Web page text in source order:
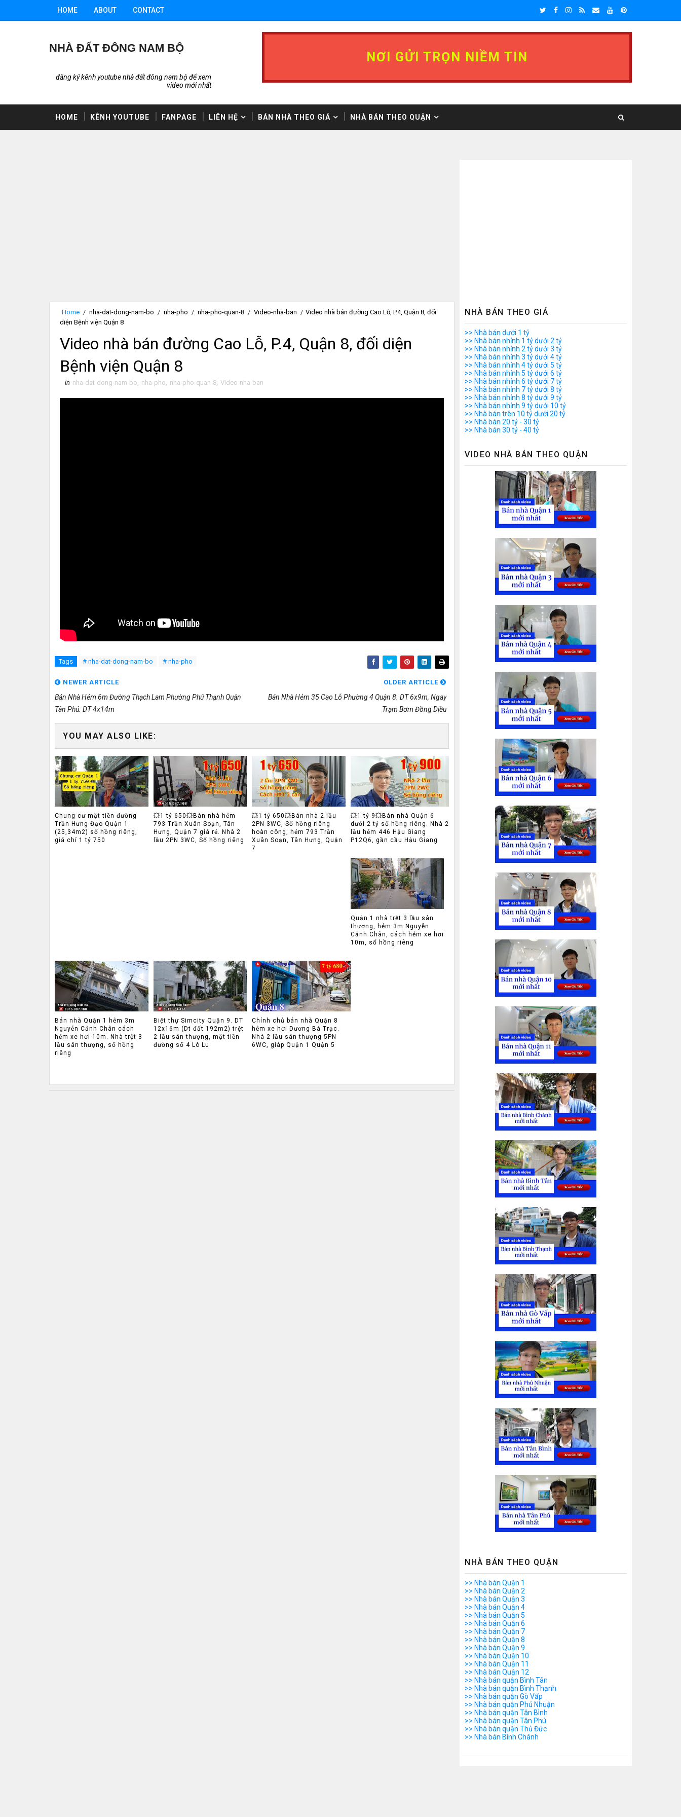
HOME ABOUT CONTACT
NHÀ ĐẤT ĐÔNG NAM BỘ
đăng ký kênh youtube nhà đất đông nam bộ để xem
video mới nhất
NƠI GỬI TRỌN NIỀM TIN
HOME KÊNH YOUTUBE FANPAGE LIÊN HỆ BÁN NHÀ THEO GIÁ NHÀ BÁN THEO QUẬN
Home / nha-dat-dong-nam-bo / nha-pho / nha-pho-quan-8 / Video-nha-ban / Video nhà bán đường Cao Lỗ, P.4, Quận 8, đối
diện Bệnh viện Quận 8
Video nhà bán đường Cao Lỗ, P.4, Quận 8, đối diện
Bệnh viện Quận 8
in nha-dat-dong-nam-bo, nha-pho, nha-pho-quan-8, Video-nha-ban
Tags # nha-dat-dong-nam-bo # nha-pho
NEWER ARTICLE
Bán Nhà Hẻm 6m Đường Thạch Lam Phường Phú Thạnh Quận
Tân Phú. DT 4x14m
OLDER ARTICLE
Bán Nhà Hẻm 35 Cao Lỗ Phường 4 Quận 8. DT 6x9m, Ngay
Trạm Bơm Đồng Diều
YOU MAY ALSO LIKE:
Chung cư mặt tiền đường
Trần Hưng Đạo Quận 1
(25,34m2) sổ hồng riêng,
giá chỉ 1 tỷ 750
💥1 tỷ 650💥Bán nhà hẻm
793 Trần Xuân Soạn, Tân
Hưng, Quận 7 giá rẻ. Nhà 2
lầu 2PN 3WC, Sổ hồng riêng
💥1 tỷ 650💥Bán nhà 2 lầu
2PN 3WC, Sổ hồng riêng
hoàn công, hẻm 793 Trần
Xuân Soạn, Tân Hưng, Quận
7
💥1 tỷ 9💥Bán nhà Quận 6
dưới 2 tỷ sổ hồng riêng. Nhà 2
lầu hẻm 446 Hậu Giang
P12Q6, gần cầu Hậu Giang
Quận 1 nhà trệt 3 lầu sân
thượng, hẻm 3m Nguyễn
Cảnh Chân, cách hẻm xe hơi
10m, sổ hồng riêng
Bán nhà Quận 1 hẻm 3m
Nguyễn Cảnh Chân cách
hẻm xe hơi 10m. Nhà trệt 3
lầu sân thượng, sổ hồng
riêng
Biệt thự Simcity Quận 9. DT
12x16m (Dt đất 192m2) trệt
2 lầu sân thượng, mặt tiền
đường số 4 Lò Lu
Chính chủ bán nhà Quận 8
hẻm xe hơi Dương Bá Trạc.
Nhà 2 lầu sân thượng 5PN
6WC, giáp Quận 1 Quận 5
NHÀ BÁN THEO GIÁ
>> Nhà bán dưới 1 tỷ
>> Nhà bán nhỉnh 1 tỷ dưới 2 tỷ
>> Nhà bán nhỉnh 2 tỷ dưới 3 tỷ
>> Nhà bán nhỉnh 3 tỷ dưới 4 tỷ
>> Nhà bán nhỉnh 4 tỷ dưới 5 tỷ
>> Nhà bán nhỉnh 5 tỷ dưới 6 tỷ
>> Nhà bán nhỉnh 6 tỷ dưới 7 tỷ
>> Nhà bán nhỉnh 7 tỷ dưới 8 tỷ
>> Nhà bán nhỉnh 8 tỷ dưới 9 tỷ
>> Nhà bán nhỉnh 9 tỷ dưới 10 tỷ
>> Nhà bán trên 10 tỷ dưới 20 tỷ
>> Nhà bán 20 tỷ - 30 tỷ
>> Nhà bán 30 tỷ - 40 tỷ
VIDEO NHÀ BÁN THEO QUẬN
NHÀ BÁN THEO QUẬN
>> Nhà bán Quận 1
>> Nhà bán Quận 2
>> Nhà bán Quận 3
>> Nhà bán Quận 4
>> Nhà bán Quận 5
>> Nhà bán Quận 6
>> Nhà bán Quận 7
>> Nhà bán Quận 8
>> Nhà bán Quận 9
>> Nhà bán Quận 10
>> Nhà bán Quận 11
>> Nhà bán Quận 12
>> Nhà bán quận Bình Tân
>> Nhà bán quận Bình Thạnh
>> Nhà bán quận Gò Vấp
>> Nhà bán quận Phú Nhuận
>> Nhà bán quận Tân Bình
>> Nhà bán quận Tân Phú
>> Nhà bán quận Thủ Đức
>> Nhà bán Bình Chánh